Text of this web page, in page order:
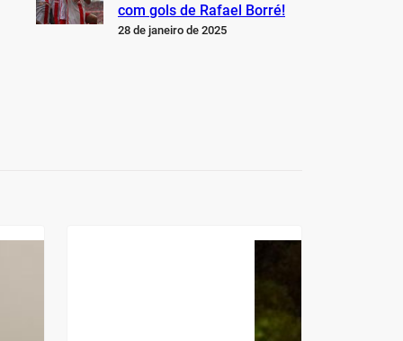
com gols de Rafael Borré!
28 de janeiro de 2025